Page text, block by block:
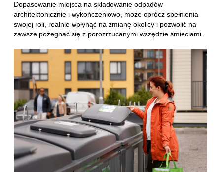
Dopasowanie miejsca na składowanie odpadów
architektonicznie i wykończeniowo, może oprócz spełnienia
swojej roli, realnie wpłynąć na zmianę okolicy i pozwolić na
zawsze pożegnać się z porozrzucanymi wszędzie śmieciami.